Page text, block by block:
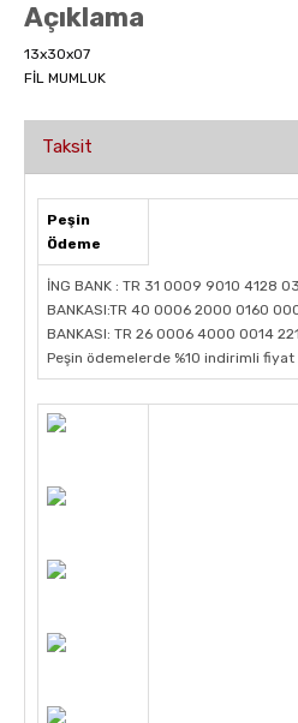
Açıklama
13x30x07
FİL MUMLUK
Taksit
Peşin
Ödeme
İNG BANK : TR 31 0009 9010 4128
BANKASI:TR 40 0006 2000 0160
BANKASI: TR 26 0006 4000 0014
Peşin ödemelerde %10 indirimli fiyat